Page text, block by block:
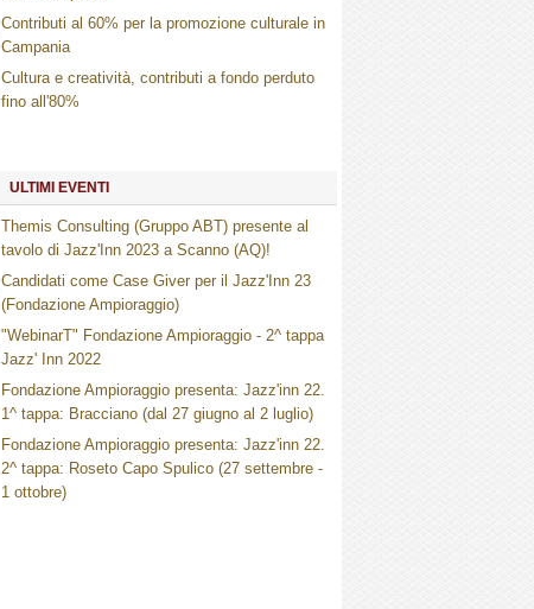
Contributi al 60% per la promozione culturale in
Campania
Cultura e creatività, contributi a fondo perduto
fino all'80%
ULTIMI EVENTI
Themis Consulting (Gruppo ABT) presente al
tavolo di Jazz'Inn 2023 a Scanno (AQ)!
Candidati come Case Giver per il Jazz'Inn 23
(Fondazione Ampioraggio)
"WebinarT" Fondazione Ampioraggio - 2^ tappa
Jazz' Inn 2022
Fondazione Ampioraggio presenta: Jazz'inn 22.
1^ tappa: Bracciano (dal 27 giugno al 2 luglio)
Fondazione Ampioraggio presenta: Jazz'inn 22.
2^ tappa: Roseto Capo Spulico (27 settembre -
1 ottobre)